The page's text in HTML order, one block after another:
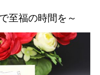
至福の時間を～